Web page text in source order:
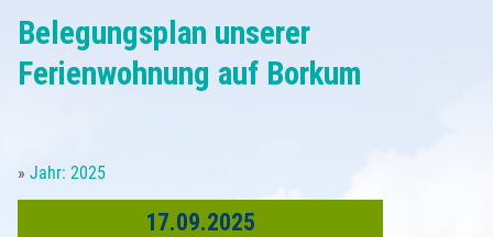
Saison & Preise
Anreise
Unsere Borkum-Tipps
Borkum - Ortsansichten
Türme und Seezeichen
Anfrageformular
Kleingedrucktes
Partner
Belegungsplan unserer
Ferienwohnung auf Borkum
»Jahr: 2025
17.09.2025